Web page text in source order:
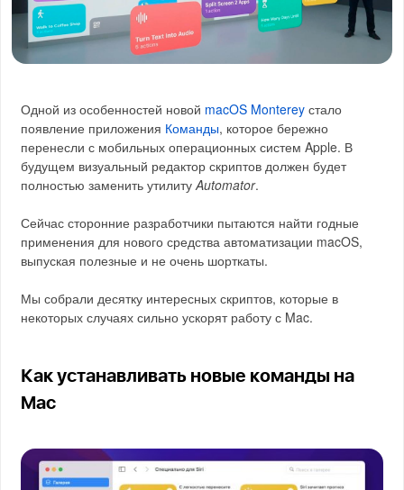
Одной из особенностей новой macOS Monterey стало
появление приложения Команды, которое бережно
перенесли с мобильных операционных систем Apple. В
будущем визуальный редактор скриптов должен будет
полностью заменить утилитуAutomator.
Сейчас сторонние разработчики пытаются найти годные
применения для нового средства автоматизации macOS,
выпуская полезные и не очень шорткаты.
Мы собрали десятку интересных скриптов, которые в
некоторых случаях сильно ускорят работу с Mac.
Как устанавливать новые команды на
Mac